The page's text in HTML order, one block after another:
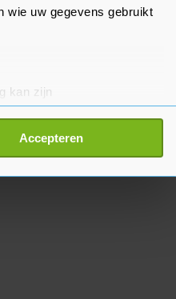
wie uw gegevens gebruikt
kan zijn
detailgedeelte
Accepteren